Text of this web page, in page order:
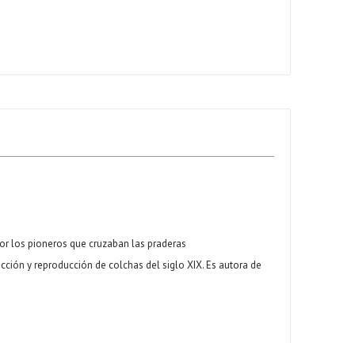
los pioneros que cruzaban las praderas
y reproducción de colchas del siglo XIX. Es autora de